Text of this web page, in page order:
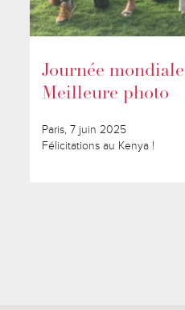
Journée
Meilleure photo
Paris, 7 juin 2025
Félicitations au Kenya !